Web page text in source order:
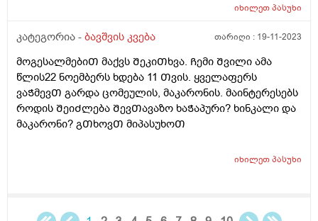
წელია,ფაქტიურად ჯანსაღს აღარაფერს
და წინააღმდეგობას აზრი არ აქვს.თვითონაც
განიცდის რომ ვუხსნი რა საფრთხისშემცველია
მსგავსი კვება,მაგრამ არ შეუძლია ჭამოს სხვა
რამ.მირჩიეთ როგორ მოვიქცე.კვების ფსიქოლოგი ამ
კუთხით თუ მუშაობს რომ ჩავრთო?
იხილეთპასუხი
კატეგორია - ბავშვის კვება თარიღი : 19-11-2023
მოგესალმებიᲗ მაქვს ᲨეკიᲗხვა. Ჩემი Შვილი ამა
წლის22 ნოემბერს ხდება 11 Თვის. ყველაფერს
ვაᲭმევᲗ გარდა ცომეულის, მაკარონის. მაინტერესებს
როდის ᲨეიᲫლება ᲨევᲗავაზო ხაᲭაპური? ხინკალი და
მაკარონი? გᲗხოვᲗ მიპასუხოᲗ
იხილეთპასუხი